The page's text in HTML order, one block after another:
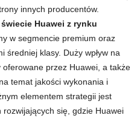
innych producentów.
Huawei z rynku
w segmencie premium oraz
średniej klasy. Duży wpływ na
przez Huawei, a także
temat jakości wykonania i
elementem strategii jest
się, gdzie Huawei